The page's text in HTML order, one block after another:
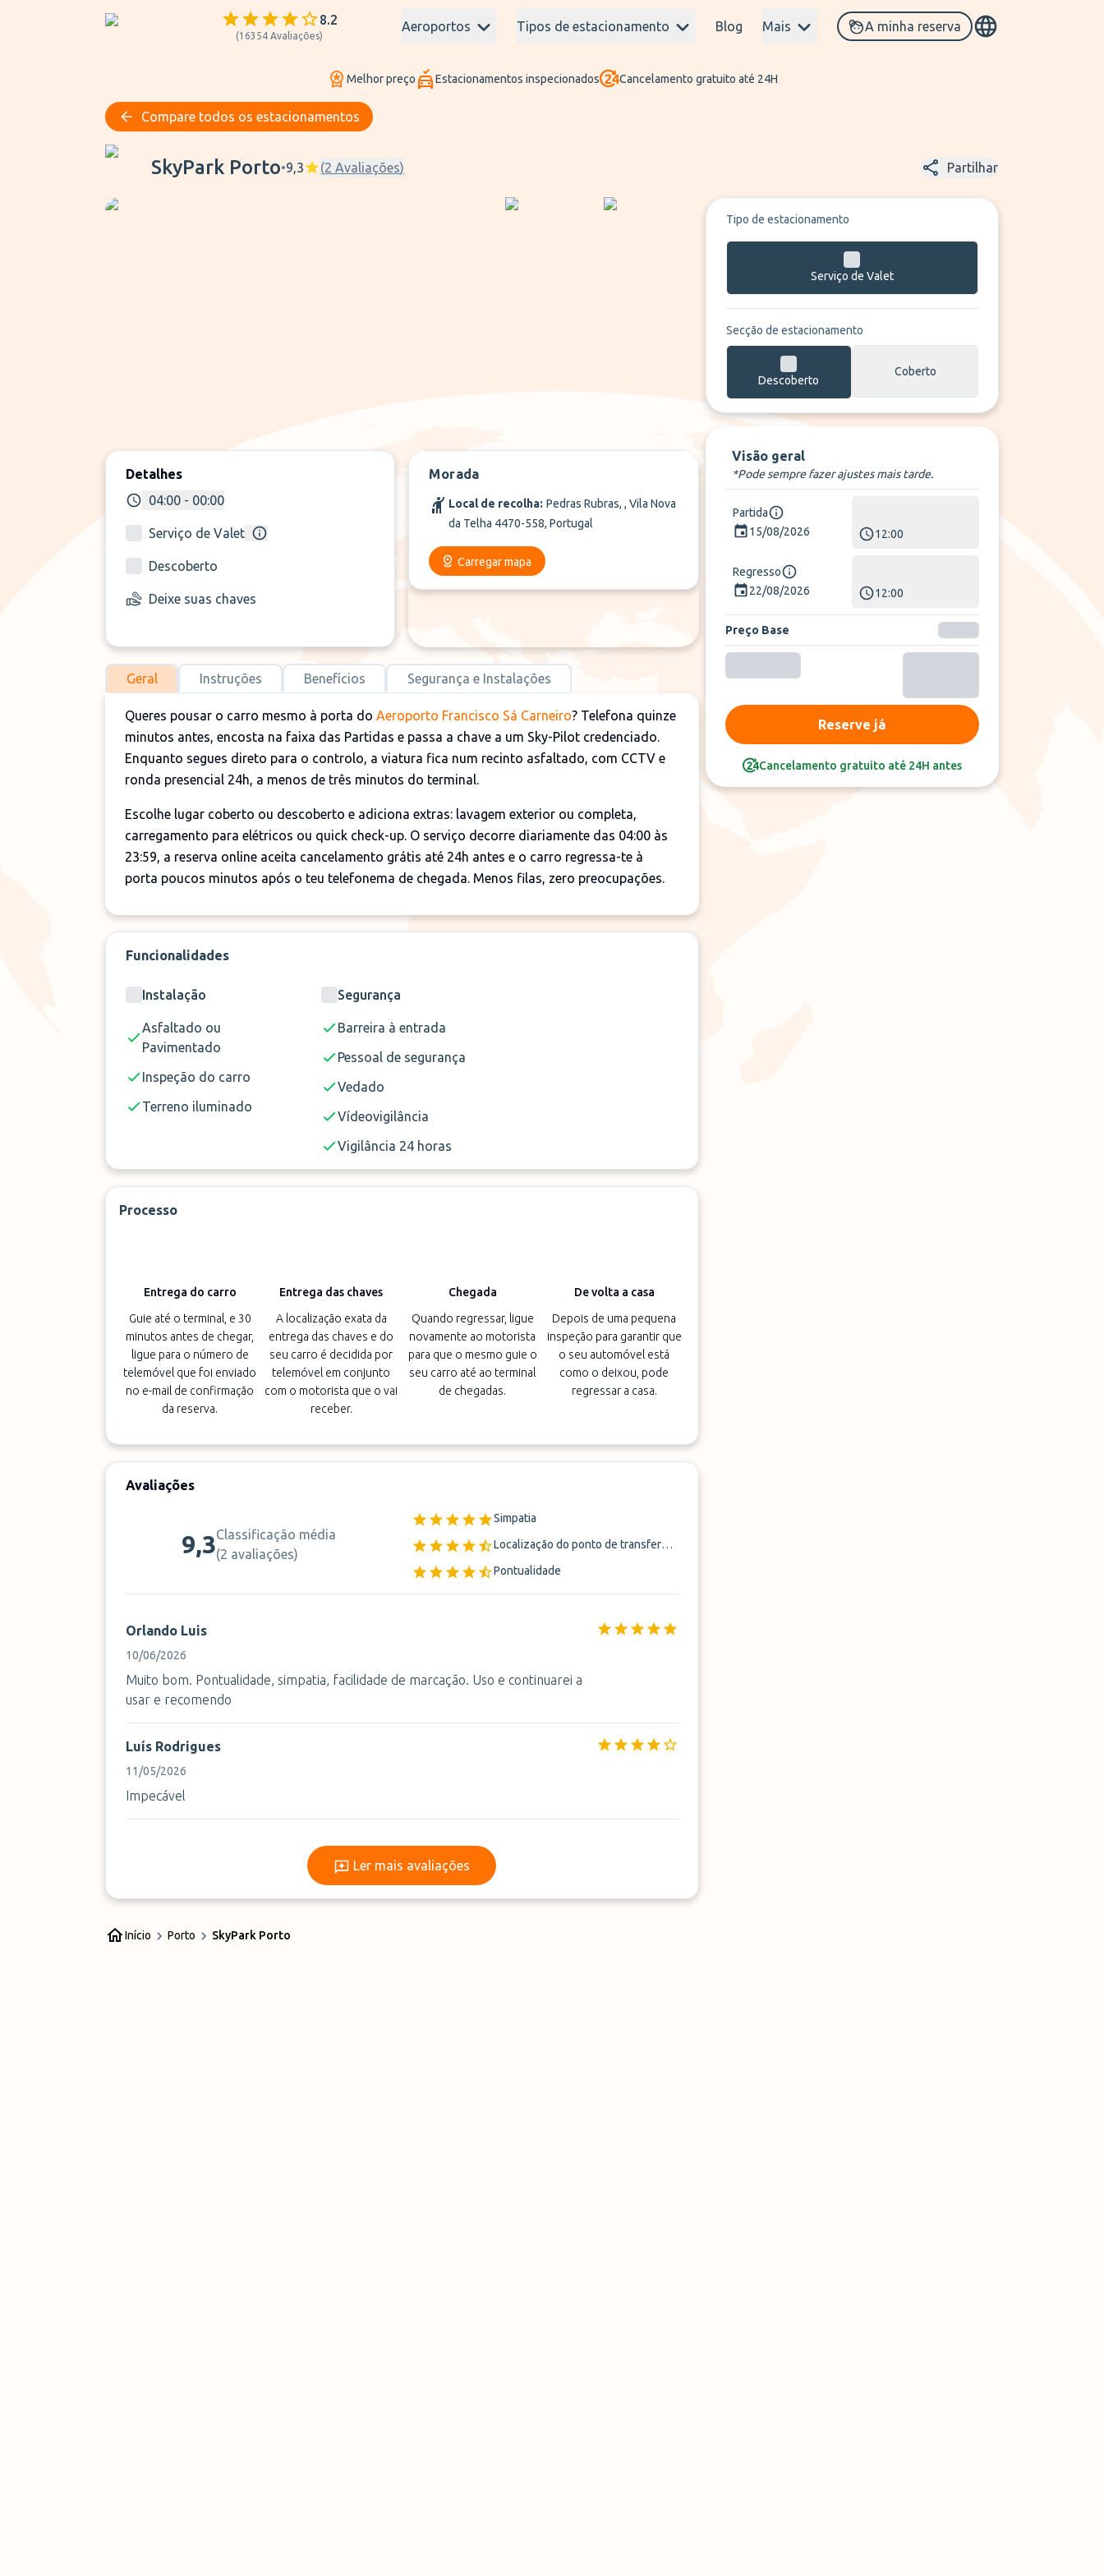
8.2
(16354 Avaliações)
Aeroportos Tipos de estacionamento Blog Mais A minha reserva
Melhor preço Estacionamentos inspecionados Cancelamento gratuito até 24H
Compare todos os estacionamentos
SkyPark Porto
SkyPark Porto•9,3 (2 Avaliações) Partilhar
Detalhes
04:00 - 00:00
Serviço de Valet
Descoberto
Deixe suas chaves
Morada
Local de recolha: Pedras Rubras, , Vila Nova
da Telha 4470-558, Portugal
Carregar mapa
Geral Instruções Benefícios Segurança e Instalações
Queres pousar o carro mesmo à porta do Aeroporto Francisco Sá Carneiro? Telefona quinze
minutos antes, encosta na faixa das Partidas e passa a chave a um Sky-Pilot credenciado.
Enquanto segues direto para o controlo, a viatura fica num recinto asfaltado, com CCTV e
ronda presencial 24h, a menos de três minutos do terminal.
Escolhe lugar coberto ou descoberto e adiciona extras: lavagem exterior ou completa,
carregamento para elétricos ou quick check-up. O serviço decorre diariamente das 04:00 às
23:59, a reserva online aceita cancelamento grátis até 24h antes e o carro regressa-te à
porta poucos minutos após o teu telefonema de chegada. Menos filas, zero preocupações.
Funcionalidades
Instalação
Asfaltado ou
Pavimentado
Inspeção do carro
Terreno iluminado
Segurança
Barreira à entrada
Pessoal de segurança
Vedado
Vídeovigilância
Vigilância 24 horas
Processo
Entrega do carro
Guie até o terminal, e 30
minutos antes de chegar,
ligue para o número de
telemóvel que foi enviado
no e-mail de confirmação
da reserva.
Entrega das chaves
A localização exata da
entrega das chaves e do
seu carro é decidida por
telemóvel em conjunto
com o motorista que o vai
receber.
Chegada
Quando regressar, ligue
novamente ao motorista
para que o mesmo guie o
seu carro até ao terminal
de chegadas.
De volta a casa
Depois de uma pequena
inspeção para garantir que
o seu automóvel está
como o deixou, pode
regressar a casa.
Avaliações
9,3Classificação média
(2 avaliações)
Simpatia
Localização do ponto de transferência
Pontualidade
Orlando Luis
10/06/2026
Muito bom. Pontualidade, simpatia, facilidade de marcação. Uso e continuarei a
usar e recomendo
Luís Rodrigues
11/05/2026
Impecável
Ler mais avaliações
Ler mais avaliações
Tipo de estacionamento
Serviço de Valet
Secção de estacionamento
Descoberto
Coberto
Visão geral
*Pode sempre fazer ajustes mais tarde.
Partida
15/08/2026
12:00
Regresso
22/08/2026
12:00
Preço Base
Reserve já
Cancelamento gratuito até 24H antes
Início Porto SkyPark Porto